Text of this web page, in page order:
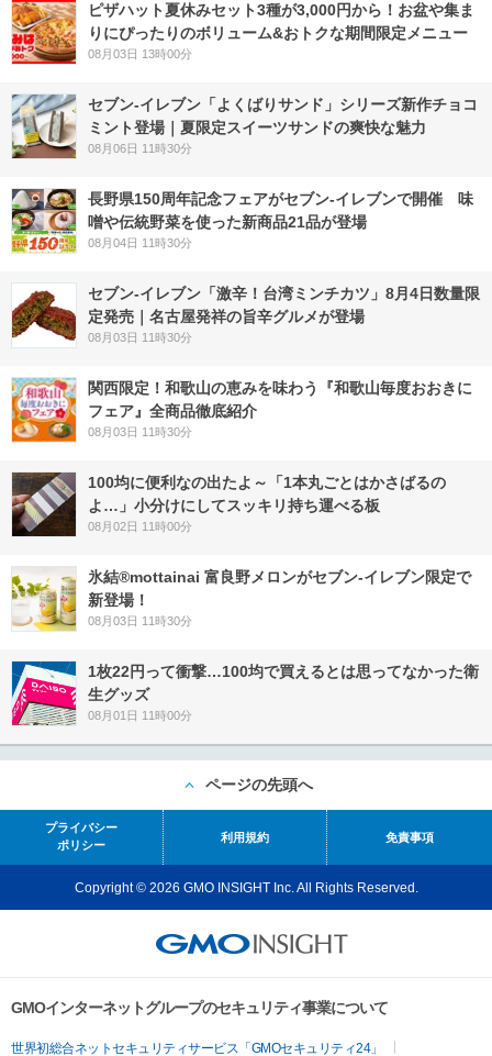
ピザハット夏休みセット3種が3,000円から！お盆や集ま
りにぴったりのボリューム&おトクな期間限定メニュー
08月03日 13時00分
セブン‐イレブン「よくばりサンド」シリーズ新作チョコ
ミント登場｜夏限定スイーツサンドの爽快な魅力
08月06日 11時30分
長野県150周年記念フェアがセブン-イレブンで開催 味
噌や伝統野菜を使った新商品21品が登場
08月04日 11時30分
セブン-イレブン「激辛！台湾ミンチカツ」8月4日数量限
定発売｜名古屋発祥の旨辛グルメが登場
08月03日 11時30分
関西限定！和歌山の恵みを味わう『和歌山毎度おおきに
フェア』全商品徹底紹介
08月03日 11時30分
100均に便利なの出たよ～「1本丸ごとはかさばるの
よ…」小分けにしてスッキリ持ち運べる板
08月02日 11時00分
氷結®mottainai 富良野メロンがセブン‐イレブン限定で
新登場！
08月03日 11時30分
1枚22円って衝撃…100均で買えるとは思ってなかった衛
生グッズ
08月01日 11時00分
ページの先頭へ
プライバシー
ポリシー
利用規約 免責事項
Copyright © 2026 GMO INSIGHT Inc. All Rights Reserved.
GMOインターネットグループのセキュリティ事業について
世界初総合ネットセキュリティサービス「GMOセキュリティ24」